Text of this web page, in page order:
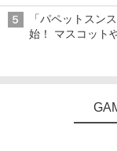
「特製ガーリッ
「パペットスン
始！ マスコット